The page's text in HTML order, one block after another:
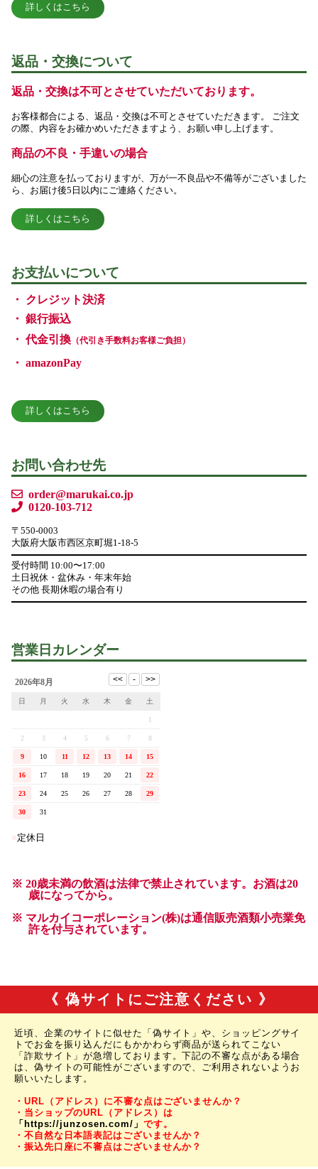
《 偽サイトにご注意ください 》
近頃、企業のサイトに似せた「偽サイト」や、ショッピングサイ
トでお金を振り込んだにもかかわらず商品が送られてこない
「詐欺サイト」が急増しております。下記の不審な点がある場合
は、偽サイトの可能性がございますので、ご利用されないようお
願いいたします。
・URL（アドレス）に不審な点はございませんか？
・当ショップのURL（アドレス）は
「https://junzosen.com/」 です。
・不自然な日本語表記はございませんか？
・振込先口座に不審点はございませんか？